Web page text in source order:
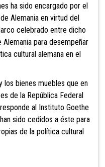
ha sido encargado por el
Alemania en virtud del
celebrado entre dicho
para desempeñar
cultural alemana en el
bienes muebles que en
de la República Federal
al Instituto Goethe
sido cedidos a éste para
de la política cultural